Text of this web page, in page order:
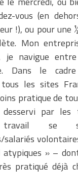
vous (en
!), ou pour une
Mon
je navigue
Dans le
les sites
pratique de
par les
se
» –
pratiqué déjà